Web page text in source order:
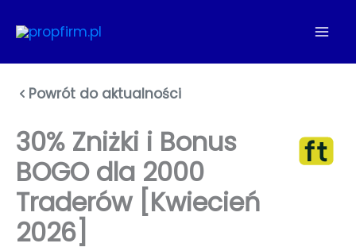
do
Powrót do aktualności
30% Zniżki i Bonus
BOGO dla 2000
Traderów [Kwiecień
2026]